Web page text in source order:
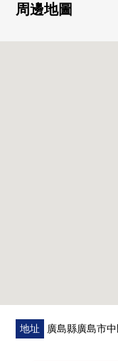
周邊地圖
地址 廣島縣廣島市